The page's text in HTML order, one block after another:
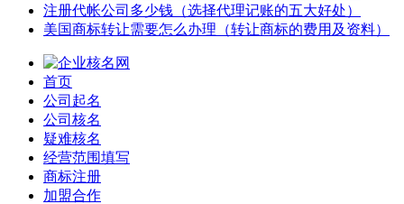
注册代帐公司多少钱（选择代理记账的五大好处）
美国商标转让需要怎么办理（转让商标的费用及资料）
首页
公司起名
公司核名
疑难核名
经营范围填写
商标注册
加盟合作